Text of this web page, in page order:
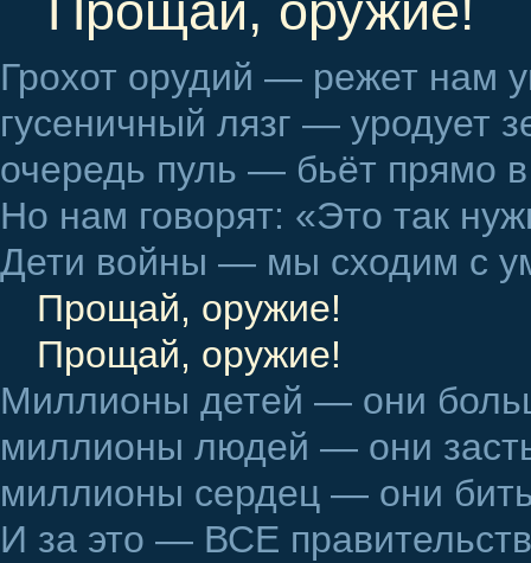
Грохот орудий — режет нам
гусеничный лязг — уродует
очередь пуль — бьёт прямо
Но нам говорят: «Это так
Дети войны — мы сходим с
Прощай, оружие!
Прощай, оружие!
Миллионы детей — они
миллионы людей — они
миллионы сердец — они
И за это — ВСЕ